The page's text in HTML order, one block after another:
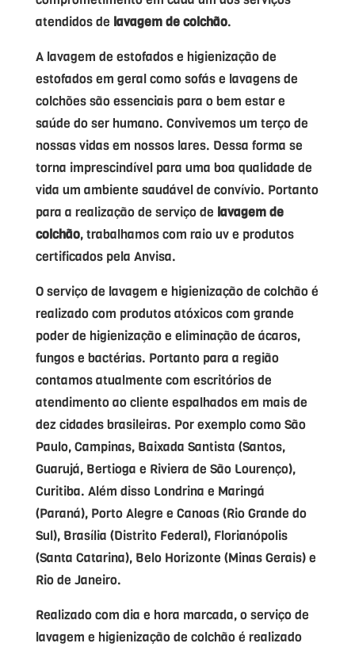
atendidos de lavagem de colchão.
A lavagem de estofados e higienização de
estofados em geral como sofás e lavagens de
colchões são essenciais para o bem estar e
saúde do ser humano. Convivemos um terço de
nossas vidas em nossos lares. Dessa forma se
torna imprescindível para uma boa qualidade de
vida um ambiente saudável de convívio. Portanto
para a realização de serviço de lavagem de
colchão, trabalhamos com raio uv e produtos
certificados pela Anvisa.
O serviço de lavagem e higienização de colchão é
realizado com produtos atóxicos com grande
poder de higienização e eliminação de ácaros,
fungos e bactérias. Portanto para a região
contamos atualmente com escritórios de
atendimento ao cliente espalhados em mais de
dez cidades brasileiras. Por exemplo como São
Paulo, Campinas, Baixada Santista (Santos,
Guarujá, Bertioga e Riviera de São Lourenço),
Curitiba. Além disso Londrina e Maringá
(Paraná), Porto Alegre e Canoas (Rio Grande do
Sul), Brasília (Distrito Federal), Florianópolis
(Santa Catarina), Belo Horizonte (Minas Gerais) e
Rio de Janeiro.
Realizado com dia e hora marcada, o serviço de
lavagem e higienização de colchão é realizado